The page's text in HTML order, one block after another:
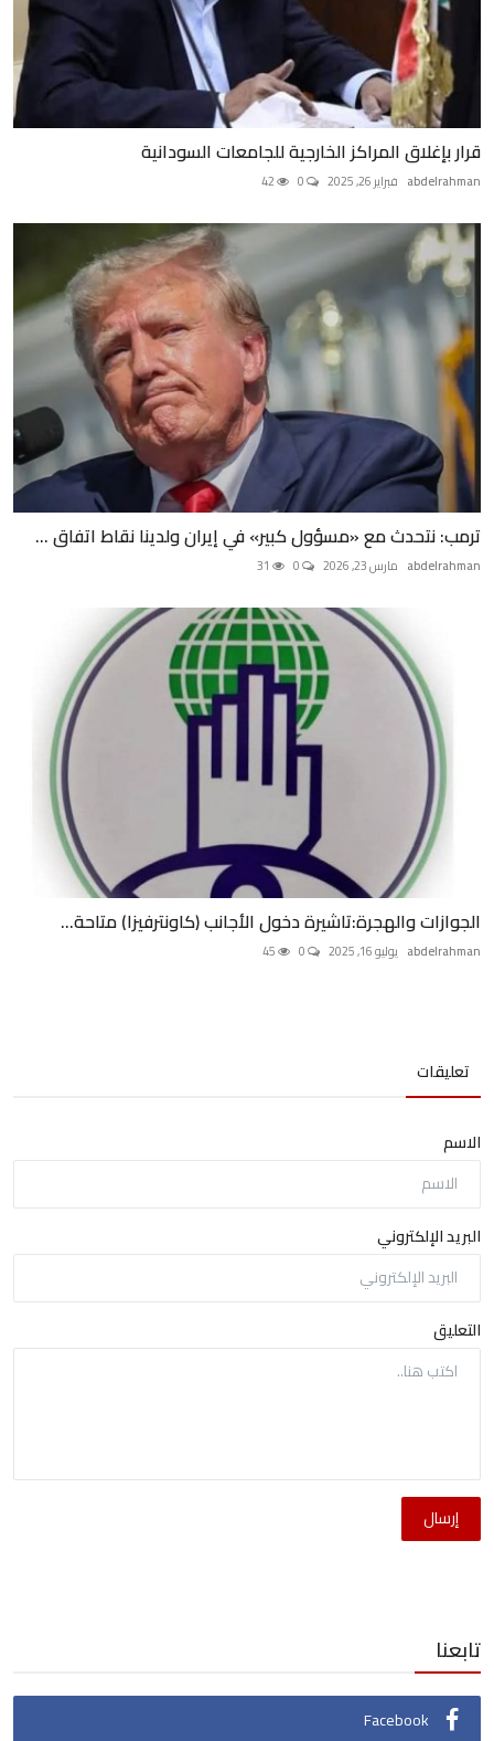
قرار بإغلاق المراكز الخارجية للجامعات السودانية
abdelrahman فبراير 26, 2025
ترمب: نتحدث مع «مسؤول كبير» في إيران ولدينا نقاط اتفاق ...
abdelrahman مارس 23, 2026
الجوازات والهجرة:تاشيرة دخول الأجانب (كاونترفيزا) متاحة...
abdelrahman يوليو 16, 2025
تعليقات
الاسم
البريد الإلكتروني
التعليق
إرسال
تابعنا
Facebook